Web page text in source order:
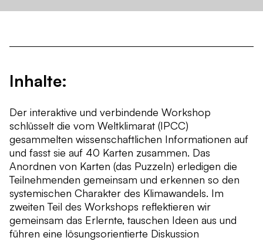
Inhalte:
Der interaktive und verbindende Workshop
schlüsselt die vom Weltklimarat (IPCC)
gesammelten wissenschaftlichen Informationen auf
und fasst sie auf 40 Karten zusammen. Das
Anordnen von Karten (das Puzzeln) erledigen die
Teilnehmenden gemeinsam und erkennen so den
systemischen Charakter des Klimawandels. Im
zweiten Teil des Workshops reflektieren wir
gemeinsam das Erlernte, tauschen Ideen aus und
führen eine lösungsorientierte Diskussion